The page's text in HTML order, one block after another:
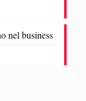
nel business